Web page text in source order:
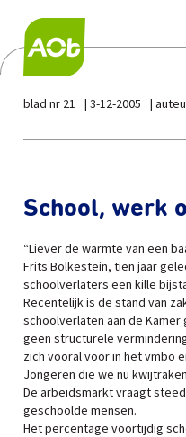
blad nr 21 3-12-2005
School, werk
“Liever de warmte van een
Frits Bolkestein, tien jaar
schoolverlaters een kille
Recentelijk is de stand van
schoolverlaten aan de
geen structurele
zich vooral voor in het vmbo
Jongeren die we nu
De arbeidsmarkt vraagt
geschoolde mensen.
Het percentage voortijdig